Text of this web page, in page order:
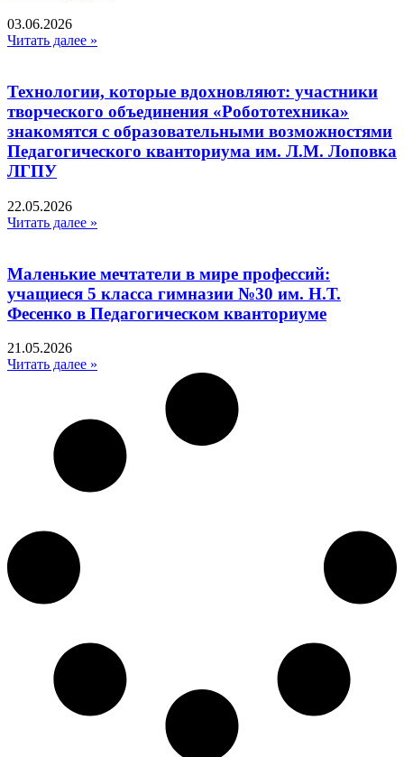
03.06.2026
Читать далее »
Технологии, которые вдохновляют: участники
творческого объединения «Робототехника»
знакомятся с образовательными возможностями
Педагогического кванториума им. Л.М. Лоповка
ЛГПУ
22.05.2026
Читать далее »
Маленькие мечтатели в мире профессий:
учащиеся 5 класса гимназии №30 им. Н.Т.
Фесенко в Педагогическом кванториуме
21.05.2026
Читать далее »